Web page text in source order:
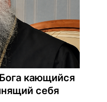
кающийся
себя